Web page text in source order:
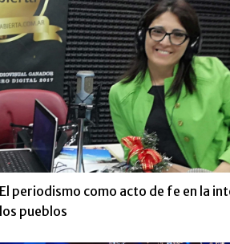
El periodismo como acto de fe en la
los pueblos